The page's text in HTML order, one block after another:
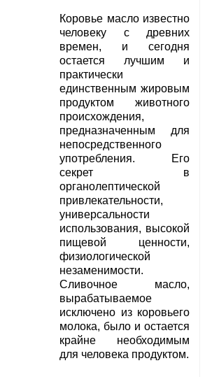
Коровье масло известно
человеку с древних
времен, и сегодня
остается лучшим и
практически
единственным жировым
продуктом животного
происхождения,
предназначенным для
непосредственного
употребления. Его
секрет в
органолептической
привлекательности,
универсальности
использования, высокой
пищевой ценности,
физиологической
незаменимости.
Сливочное масло,
вырабатываемое
исключено из коровьего
молока, было и остается
крайне необходимым
для человека продуктом.